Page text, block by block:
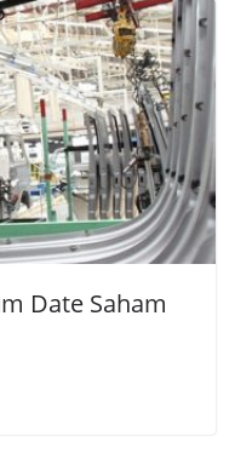
Date Saham